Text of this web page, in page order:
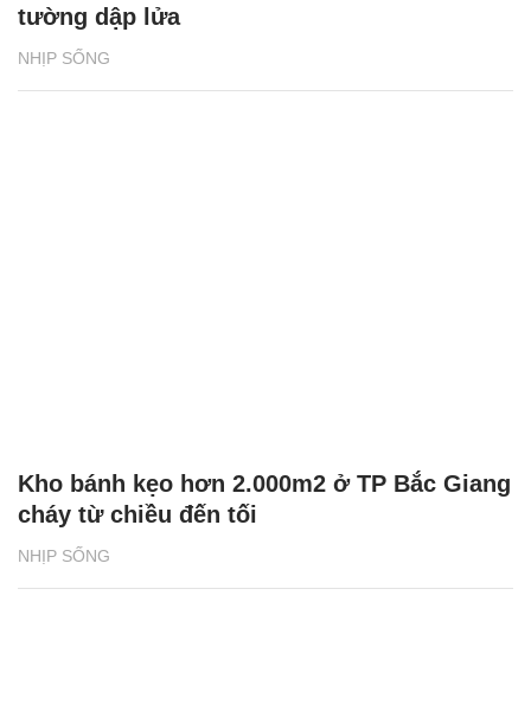
NHỊP SỐNG
tường dập lửa
NHỊP SỐNG
Kho bánh kẹo hơn 2.000m2 ở TP Bắc Giang
cháy từ chiều đến tối